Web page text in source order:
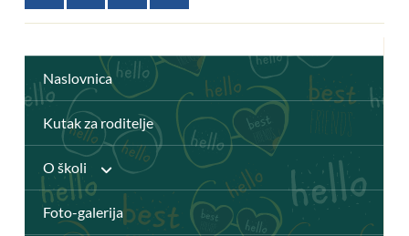
Naslovnica
Kutak za roditelje
O školi
Anž Frankopan
Foto-galerija